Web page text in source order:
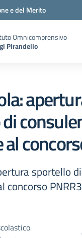
e del Merito
Omnicomprensivo
Pirandello
sportello
concorso PNRR3